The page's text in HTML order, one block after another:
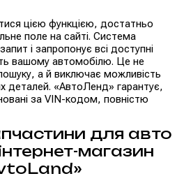
цією функцією, достатньо
поле на сайті. Система
і запропонує всі доступні
вашому автомобілю. Це не
а й виключає можливість
деталей. «АвтоЛенд» гарантує,
за VIN-кодом, повністю
для авто
магазин